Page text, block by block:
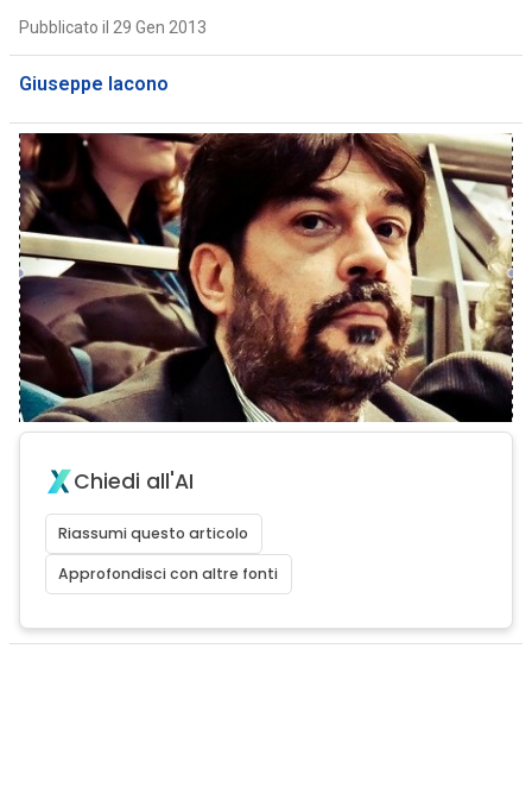
Pubblicato il 29 Gen 2013
Giuseppe Iacono
Chiedi all'AI
Riassumi questo articolo
Approfondisci con altre fonti